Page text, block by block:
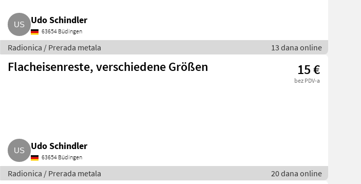
Udo Schindler
63654 Büdingen
Radionica / Prerada metala 13 dana online
Flacheisenreste, verschiedene Größen 15 €
bez PDV-a
Udo Schindler
63654 Büdingen
Radionica / Prerada metala 20 dana online